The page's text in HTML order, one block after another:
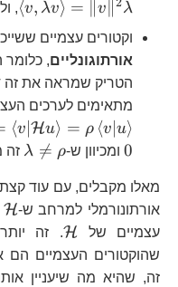
⟨v, λv⟩ = ∥v λ
,
וקטורים עצמיים
אורתוגונליים
הטריק שמראה את זה
v,u
מתאימים לערכים
\lambda,\rho
⟨v ∣Hu⟩ = ρ ⟨v u⟩
0 ומכיוון ש- λ 
= ρ זה
\left\langle
=0מאלו מקבלים, עם עוד
אורתונורמלי למרחב ש-H
עצמיים של H. זה
שהוקטורים העצמיים הם
זה, שהיא מה שיעניין